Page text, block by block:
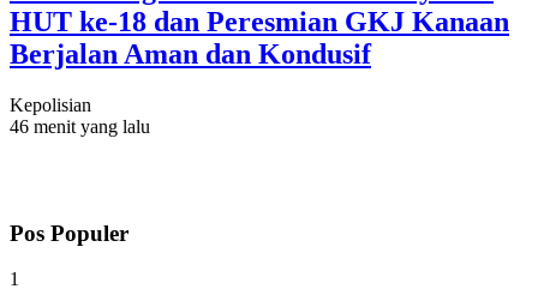
HUT ke-18 dan Peresmian GKJ Kanaan
Berjalan Aman dan Kondusif
Kepolisian
46 menit yang lalu
Pos Populer
1